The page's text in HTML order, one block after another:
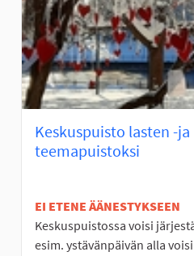
Keskuspuisto lasten -
teemapuistoksi
EI ETENE ÄÄNESTYKSEEN
Keskuspuistossa voisi
esim. ystävänpäivän alla